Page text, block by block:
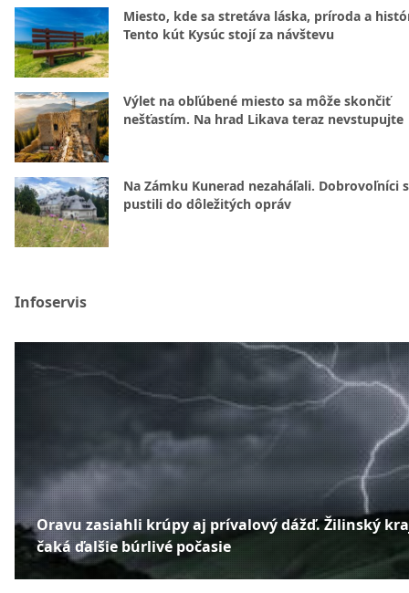
Miesto, kde sa stretáva láska, príroda a
Tento kút Kysúc stojí za návštevu
Výlet na obľúbené miesto sa môže skončiť
nešťastím. Na hrad Likava teraz nevstupujte
Na Zámku Kunerad nezaháľali. Dobrovoľníci
pustili do dôležitých opráv
Infoservis
Oravu zasiahli krúpy aj prívalový dážď. Žilinský
čaká ďalšie búrlivé počasie